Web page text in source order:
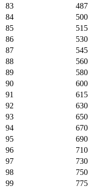
83
487
84
500
85
515
86
530
87
545
88
560
89
580
90
600
91
615
92
630
93
650
94
670
95
690
96
710
97
730
98
750
99
775